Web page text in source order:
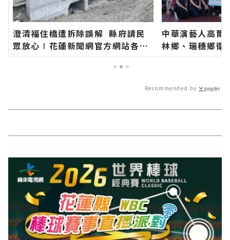
澄清福住橋遭拆除誤解 縣府請民
眾放心∣花蓮新聞網官方網站各類
新聞－最快速的今日新聞報導 最新
中華演藝人高爾
林鄉、瑞穗鄉衛
長代表花蓮鄉
Recommended by